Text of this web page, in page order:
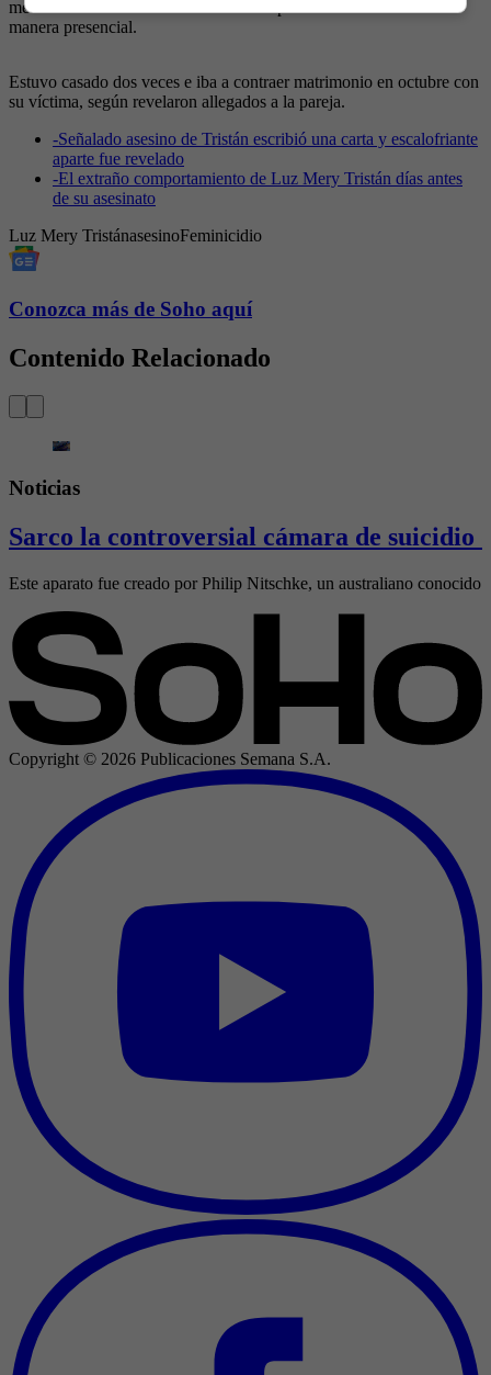
médica. Debido a su estad de salud no pudo ir a la audiencia de
manera presencial.
Estuvo casado dos veces e iba a contraer matrimonio en octubre con
su víctima, según revelaron allegados a la pareja.
-Señalado asesino de Tristán escribió una carta y escalofriante
aparte fue revelado
-El extraño comportamiento de Luz Mery Tristán días antes
de su asesinato
Luz Mery TristánasesinoFeminicidio
Conozca más de Soho aquí
Contenido Relacionado
Noticias
Sarco la controversial cámara de suicidio
Este aparato fue creado por Philip Nitschke, un australiano conocido
Copyright © 2026 Publicaciones Semana S.A.